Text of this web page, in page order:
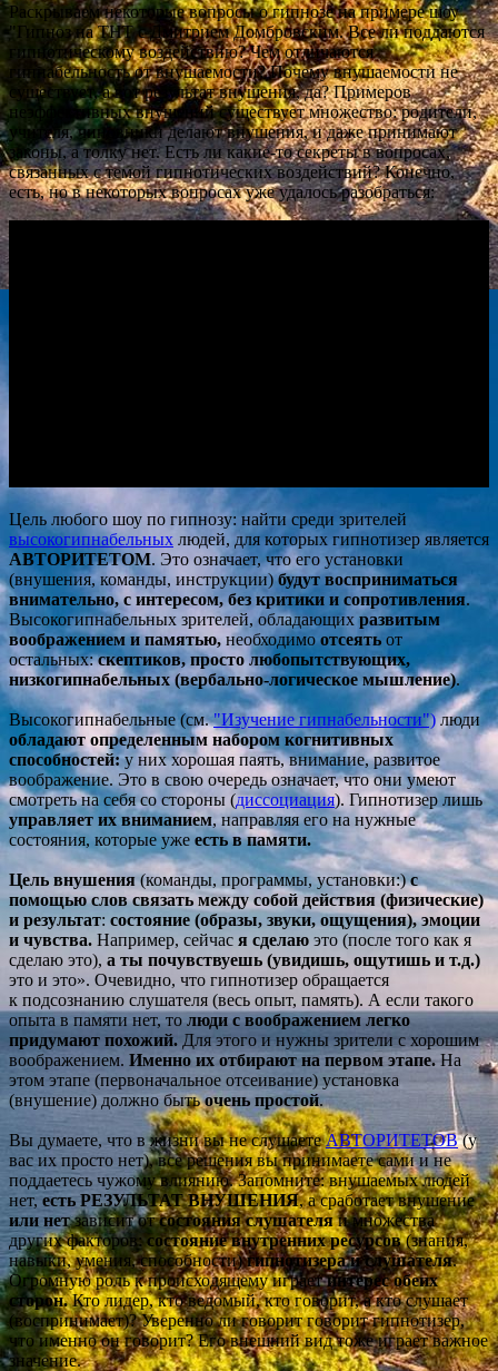
Раскрываем некоторые вопросы о гипнозе на примере шоу
"Гипноз на ТНТ с Дмитрием Домбровским. Все ли поддаются
гипнотическому воздействию? Чем отличаются
гипнабельность от внушаемости? Почему внушаемости не
существует, а вот результат внушения, да? Примеров
неэффективных внушений существует множество: родители,
учителя, чиновники делают внушения, и даже принимают
законы, а толку нет. Есть ли какие-то секреты в вопросах,
связанных с темой гипнотических воздействий? Конечно,
есть, но в некоторых вопросах уже удалось разобраться:
Цель любого шоу по гипнозу: найти среди зрителей
высокогипнабельных людей, для которых гипнотизер является
АВТОРИТЕТОМ. Это означает, что его установки
(внушения, команды, инструкции)будут восприниматься
внимательно, с интересом, без критики и сопротивления.
Высокогипнабельных зрителей, обладающихразвитым
воображением и памятью, необходимо отсеять от
остальных:скептиков, просто любопытствующих,
низкогипнабельных (вербально-логическое мышление).
Высокогипнабельные (см."Изучение гипнабельности")люди
обладают определенным набором когнитивных
способностей:у них хорошая паять, внимание, развитое
воображение. Это в свою очередь означает, что они умеют
смотреть на себя со стороны (диссоциация). Гипнотизер лишь
управляет их вниманием, направляя его на нужные
состояния, которые уже есть в памяти.
Цель внушения(команды, программы, установки:)с
помощью слов связать между собой действия (физические)
и результат: состояние (образы, звуки, ощущения), эмоции
и чувства. Например, сейчас я сделаю это (после того как я
сделаю это), а ты почувствуешь (увидишь, ощутишь и т.д.)
это и это». Очевидно, что гипнотизер обращается
к подсознанию слушателя (весь опыт, память). А если такого
опыта в памяти нет, то люди с воображением легко
придумают похожий. Для этого и нужны зрители с хорошим
воображением. Именно их отбирают на первом этапе.На
этом этапе (первоначальное отсеивание) установка
(внушение) должно бытьочень простой.
Вы думаете, что в жизни вы не слушаетеАВТОРИТЕТОВ(у
вас их просто нет), все решения вы принимаете сами и не
поддаетесь чужому влиянию. Запомните: внушаемых людей
нет, есть РЕЗУЛЬТАТ ВНУШЕНИЯ, а сработает внушение
или нетзависит отсостояния слушателяи множества
других факторов: состояние внутренних ресурсов(знания,
навыки, умения, способности)гипнотизера и слушателя.
Огромную роль к происходящему играетинтерес обеих
сторон.Кто лидер, кто ведомый, кто говорит, а кто слушает
(воспринимает)? Уверенно ли говорит говорит гипнотизер,
что именно он говорит? Его внешний вид тоже играет важное
значение.